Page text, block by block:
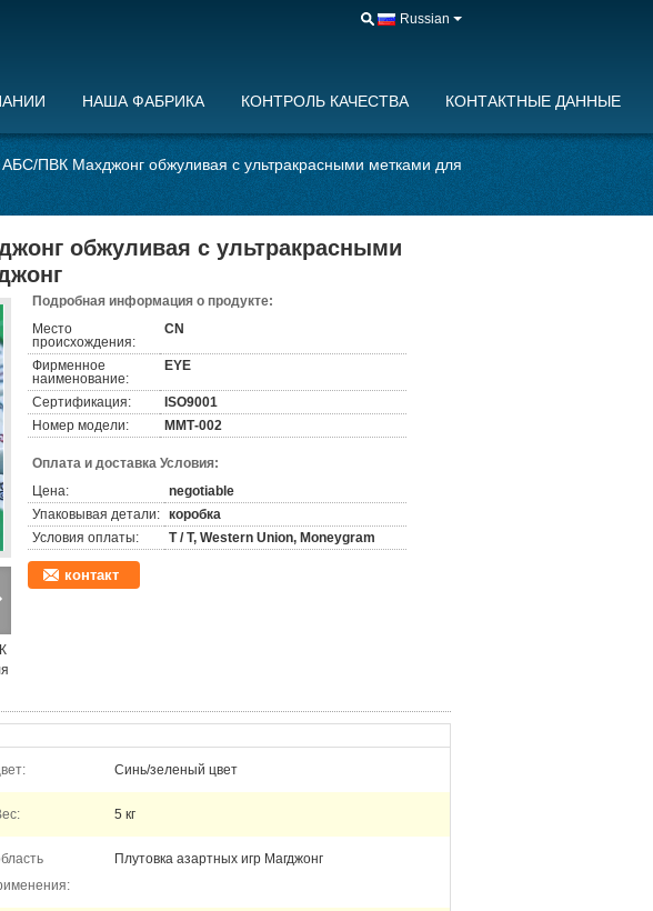
Russian
НАША ФАБРИКА КОНТРОЛЬ КАЧЕСТВА КОНТАКТНЫЕ ДАННЫЕ
АБС/ПВК Махджонг обжуливая с ультракрасными метками для
обжуливая с ультракрасными
Подробная информация о продукте:
Место
происхождения:
CN
Фирменное
наименование:
EYE
Сертификация:
ISO9001
Номер модели:
ММТ-002
Оплата и доставка Условия:
Цена:
negotiable
Упаковывая детали: коробка
Условия оплаты:
T / T, Western Union, Moneygram
контакт
Синь/зеленый цвет
5 кг
Плутовка азартных игр Магджонг